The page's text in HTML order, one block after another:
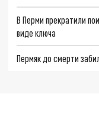
В Перми прекратили
виде ключа
Пермяк до смерти